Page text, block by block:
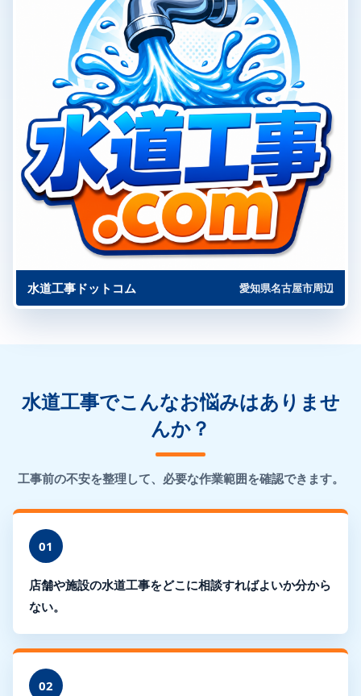
水道工事ドットコム 愛知県名古屋市周辺
水道工事でこんなお悩みはありませ
んか？
工事前の不安を整理して、必要な作業範囲を確認できます。
01
店舗や施設の水道工事をどこに相談すればよいか分から
ない。
02